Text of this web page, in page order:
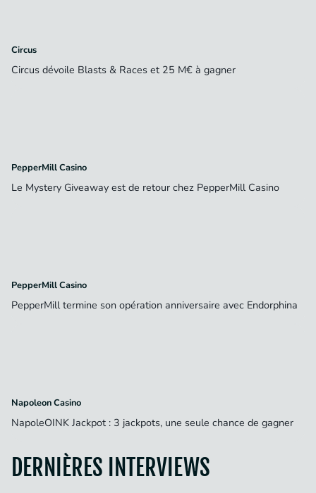
Circus
Circus dévoile Blasts & Races et 25 M€ à gagner
PepperMill Casino
Le Mystery Giveaway est de retour chez PepperMill Casino
PepperMill Casino
PepperMill termine son opération anniversaire avec Endorphina
Napoleon Casino
NapoleOINK Jackpot : 3 jackpots, une seule chance de gagner
DERNIÈRES INTERVIEWS